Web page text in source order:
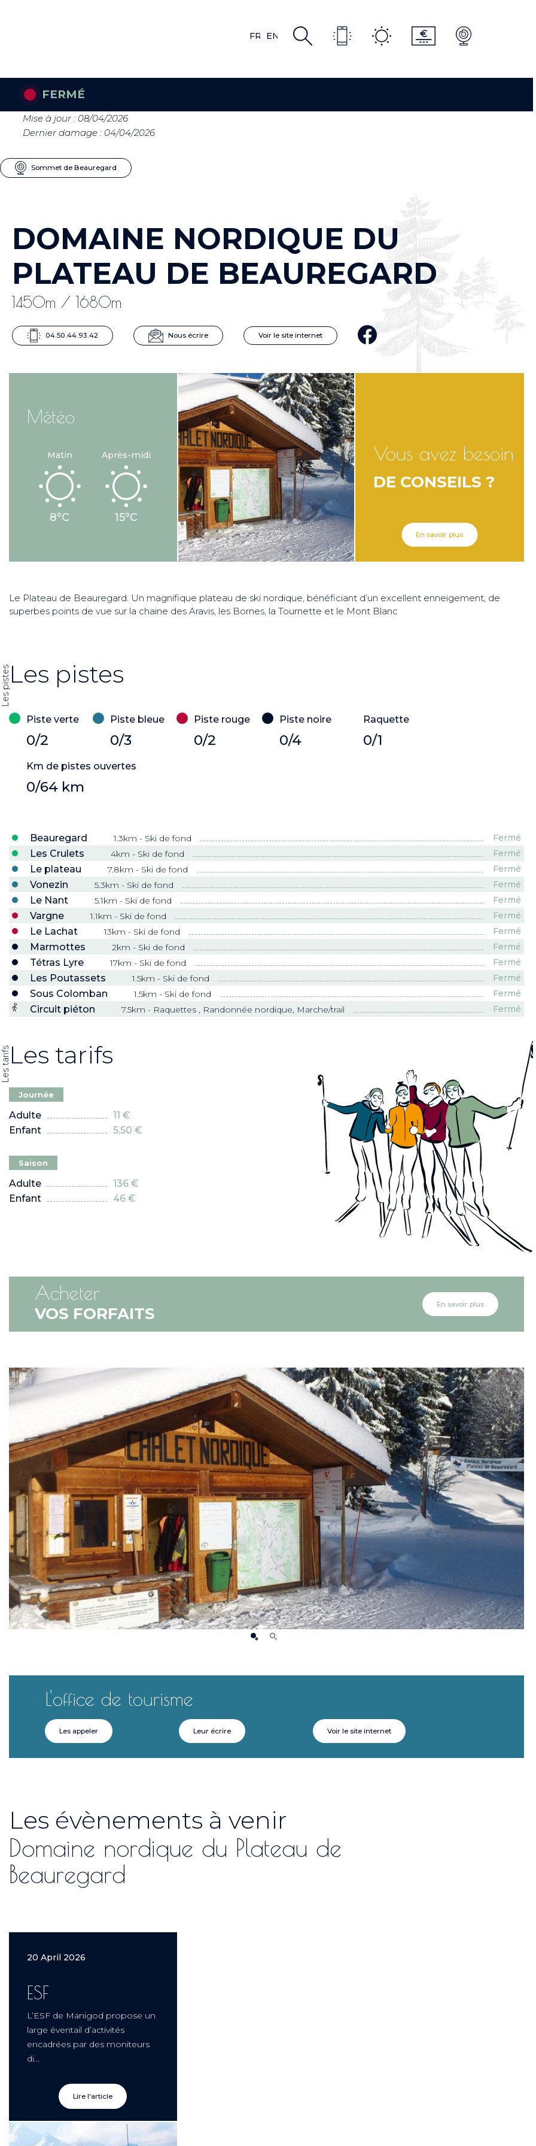
FR FR
EN
FERMÉ
Mise à jour : 08/04/2026
Dernier damage : 04/04/2026
Sommet de Beauregard
DOMAINE NORDIQUE DU
PLATEAU DE BEAUREGARD
1450m / 1680m
04.50.44.93.42 Nous écrire Voir le site internet
Météo
Matin
8°C
Après-midi
15°C
Vous avez besoin
DE CONSEILS ?
En savoir plus
Le Plateau de Beauregard. Un magnifique plateau de ski nordique, bénéficiant d’un excellent enneigement, de
superbes points de vue sur la chaine des Aravis, les Bornes, la Tournette et le Mont Blanc
Les pistesLes pistes
Piste verte
0/2
Piste bleue
0/3
Piste rouge
0/2
Piste noire
0/4
Raquette
0/1
Km de pistes ouvertes
0/64 km
Beauregard 1.3km - Ski de fond Fermé
Les Crulets 4km - Ski de fond Fermé
Le plateau 7.8km - Ski de fond Fermé
Vonezin 5.3km - Ski de fond Fermé
Le Nant 5.1km - Ski de fond Fermé
Vargne 1.1km - Ski de fond Fermé
Le Lachat 13km - Ski de fond Fermé
Marmottes 2km - Ski de fond Fermé
Tétras Lyre 17km - Ski de fond Fermé
Les Poutassets 1.5km - Ski de fond Fermé
Sous Colomban 1.5km - Ski de fond Fermé
Circuit piéton 7.5km - Raquettes , Randonnée nordique, Marche/trail Fermé
Les tarifsLes tarifs
Journée
adulte
11 €
enfant
5,50 €
Saison
adulte
136 €
enfant
46 €
Acheter
VOS FORFAITS En savoir plus
L'office de tourisme
Les appeler Leur écrire Voir le site internet
Les évènements à venir
Domaine nordique du Plateau de
Beauregard
20 April 2026
ESF
L’ESF de Manigod propose un
large éventail d’activités
encadrées par des moniteurs
di...
Lire l'article